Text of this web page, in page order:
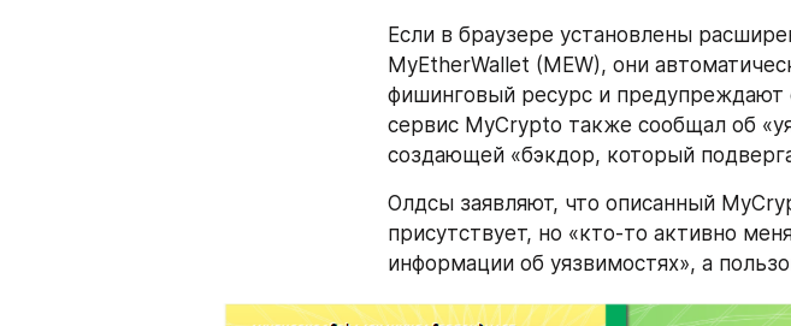
Если в браузере установлены
MyEtherWallet (MEW), они
фишинговый ресурс и предупреждают
сервис MyCrypto также сообщал об
создающей «бэкдор, который
Олдсы заявляют, что описанный
присутствует, но «кто-то активно
информации об уязвимостях», а